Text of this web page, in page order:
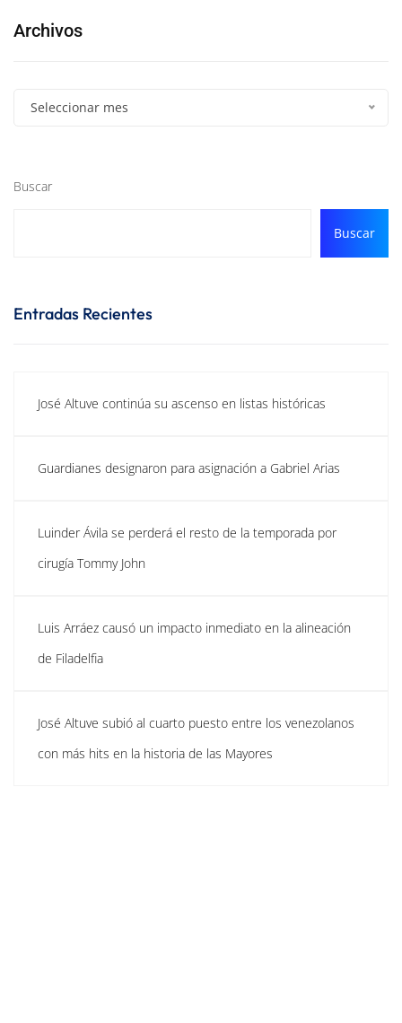
Archivos
Seleccionar mes
Buscar
Buscar
Entradas Recientes
José Altuve continúa su ascenso en listas históricas
Guardianes designaron para asignación a Gabriel Arias
Luinder Ávila se perderá el resto de la temporada por
cirugía Tommy John
Luis Arráez causó un impacto inmediato en la alineación
de Filadelfia
José Altuve subió al cuarto puesto entre los venezolanos
con más hits en la historia de las Mayores